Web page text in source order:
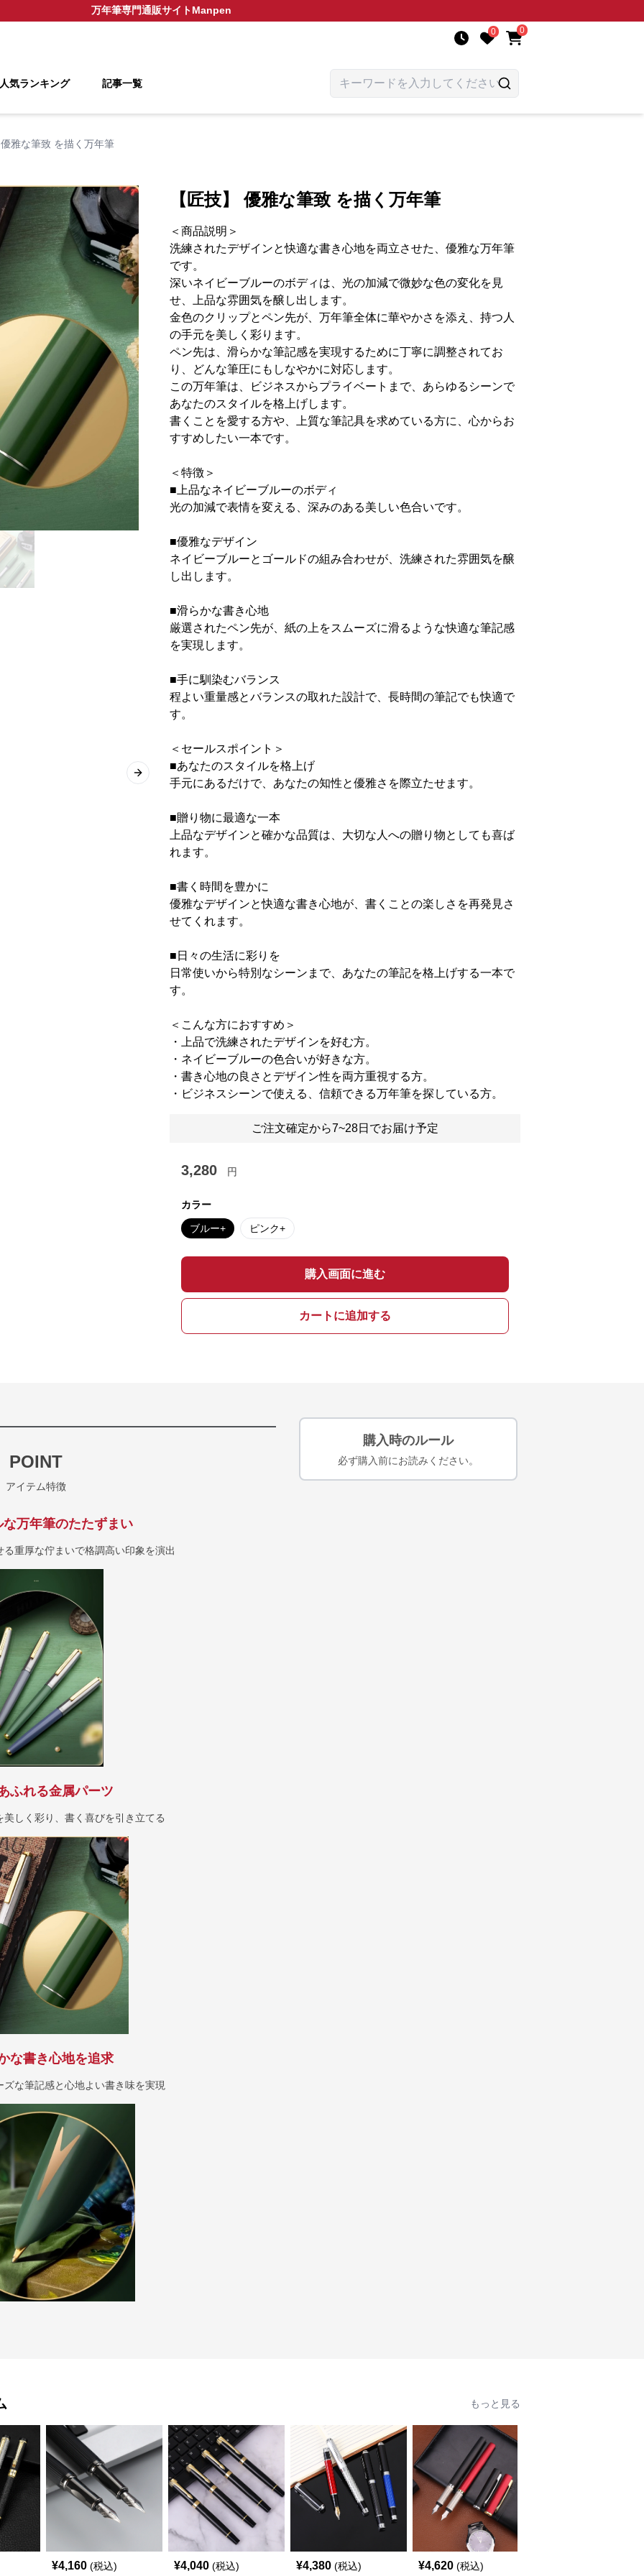
万年筆専門通販サイトManpen
0 0
人気ランキング 記事一覧
優雅な筆致 を描く万年筆
Next slide
【匠技】 優雅な筆致 を描く万年筆
＜商品説明＞
洗練されたデザインと快適な書き心地を両立させた、優雅な万年筆
です。
深いネイビーブルーのボディは、光の加減で微妙な色の変化を見
せ、上品な雰囲気を醸し出します。
金色のクリップとペン先が、万年筆全体に華やかさを添え、持つ人
の手元を美しく彩ります。
ペン先は、滑らかな筆記感を実現するために丁寧に調整されてお
り、どんな筆圧にもしなやかに対応します。
この万年筆は、ビジネスからプライベートまで、あらゆるシーンで
あなたのスタイルを格上げします。
書くことを愛する方や、上質な筆記具を求めている方に、心からお
すすめしたい一本です。
＜特徴＞
■上品なネイビーブルーのボディ
光の加減で表情を変える、深みのある美しい色合いです。
■優雅なデザイン
ネイビーブルーとゴールドの組み合わせが、洗練された雰囲気を醸
し出します。
■滑らかな書き心地
厳選されたペン先が、紙の上をスムーズに滑るような快適な筆記感
を実現します。
■手に馴染むバランス
程よい重量感とバランスの取れた設計で、長時間の筆記でも快適で
す。
＜セールスポイント＞
■あなたのスタイルを格上げ
手元にあるだけで、あなたの知性と優雅さを際立たせます。
■贈り物に最適な一本
上品なデザインと確かな品質は、大切な人への贈り物としても喜ば
れます。
■書く時間を豊かに
優雅なデザインと快適な書き心地が、書くことの楽しさを再発見さ
せてくれます。
■日々の生活に彩りを
日常使いから特別なシーンまで、あなたの筆記を格上げする一本で
す。
＜こんな方におすすめ＞
・上品で洗練されたデザインを好む方。
・ネイビーブルーの色合いが好きな方。
・書き心地の良さとデザイン性を両方重視する方。
・ビジネスシーンで使える、信頼できる万年筆を探している方。
ご注文確定から7~28日でお届け予定
3,280 円
カラー
ブルー+ ピンク+
購入画面に進む
カートに追加する
POINT
アイテム特徴
な万年筆のたたずまい
重厚な佇まいで格調高い印象を演出
ふれる金属パーツ
美しく彩り、書く喜びを引き立てる
な書き心地を追求
な筆記感と心地よい書き味を実現
購入時のルール
必ず購入前にお読みください。
もっと見る
¥4,160 (税込) ¥4,040 (税込) ¥4,380 (税込) ¥4,620 (税込)